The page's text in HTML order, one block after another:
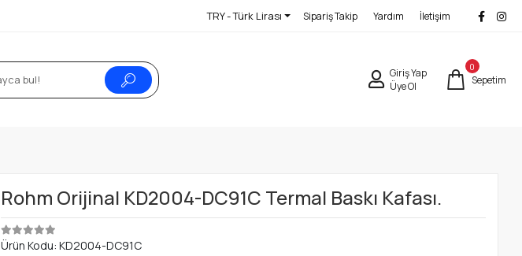
TRY - Türk Lirası Sipariş Takip Yardım İletişim
Giriş Yap
Üye Ol
0
Sepetim
Rohm Orijinal KD2004-DC91C Termal Baskı Kafası.
Ürün Kodu: KD2004-DC91C